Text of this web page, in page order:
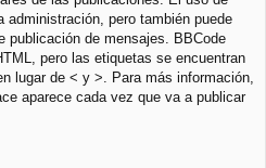
administración, pero también puede
publicación de mensajes. BBCode
pero las etiquetas se encuentran
lugar de < y >. Para más información,
aparece cada vez que va a publicar